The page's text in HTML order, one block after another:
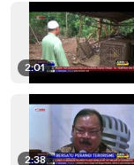
2:01
2:38